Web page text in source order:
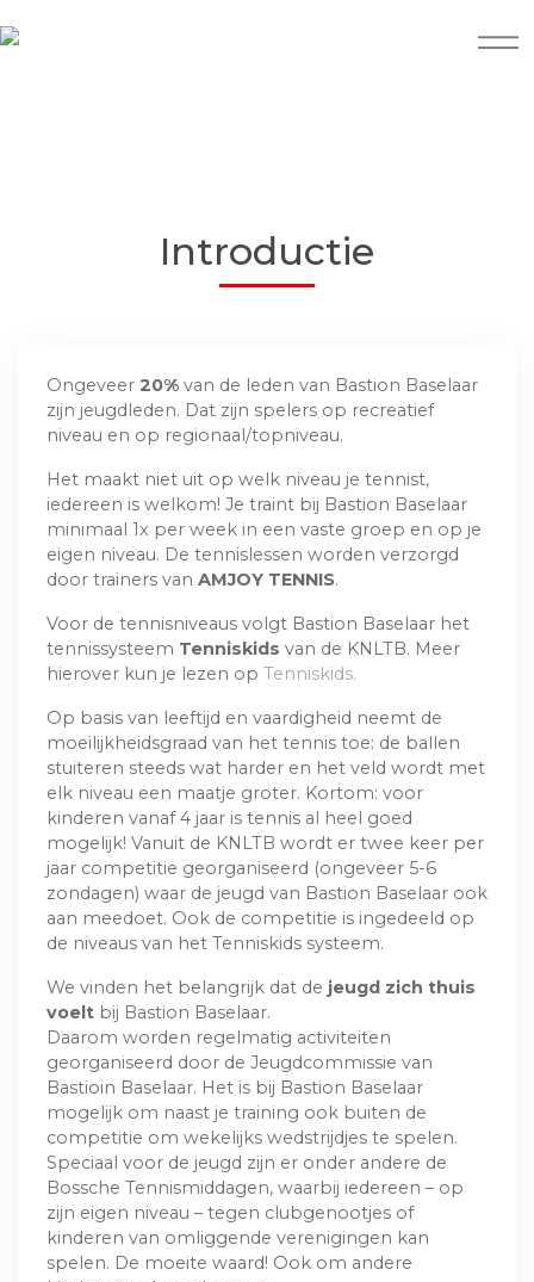
Introductie
Ongeveer 20% van de leden van Bastion Baselaar
zijn jeugdleden. Dat zijn spelers op recreatief
niveau en op regionaal/topniveau.
Het maakt niet uit op welk niveau je tennist,
iedereen is welkom! Je traint bij Bastion Baselaar
minimaal 1x per week in een vaste groep en op je
eigen niveau. De tennislessen worden verzorgd
door trainers van AMJOY TENNIS.
Voor de tennisniveaus volgt Bastion Baselaar het
tennissysteem Tenniskids van de KNLTB. Meer
hierover kun je lezen op Tenniskids.
Op basis van leeftijd en vaardigheid neemt de
moeilijkheidsgraad van het tennis toe: de ballen
stuiteren steeds wat harder en het veld wordt met
elk niveau een maatje groter. Kortom: voor
kinderen vanaf 4 jaar is tennis al heel goed
mogelijk! Vanuit de KNLTB wordt er twee keer per
jaar competitie georganiseerd (ongeveer 5-6
zondagen) waar de jeugd van Bastion Baselaar ook
aan meedoet. Ook de competitie is ingedeeld op
de niveaus van het Tenniskids systeem.
We vinden het belangrijk dat de jeugd zich thuis
voelt bij Bastion Baselaar.
Daarom worden regelmatig activiteiten
georganiseerd door de Jeugdcommissie van
Bastioin Baselaar. Het is bij Bastion Baselaar
mogelijk om naast je training ook buiten de
competitie om wekelijks wedstrijdjes te spelen.
Speciaal voor de jeugd zijn er onder andere de
Bossche Tennismiddagen, waarbij iedereen – op
zijn eigen niveau – tegen clubgenootjes of
kinderen van omliggende verenigingen kan
spelen. De moeite waard! Ook om andere